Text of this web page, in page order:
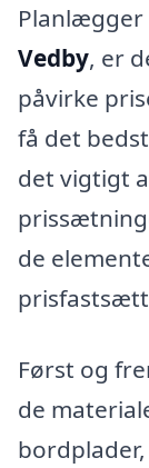
Planlægger
Vedby, er
påvirke
få det
det vigtigt
de
Først og
de